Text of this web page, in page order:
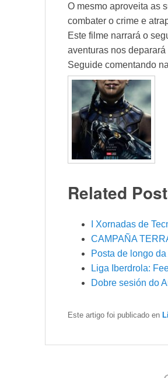
O mesmo aproveita as
combater o crime e
Este filme narrará o
aventuras nos
Seguide comentando
Related
I Xornadas de
CAMPAÑA
Posta de longo
Liga Iberdrola:
Dobre sesión do
Este artigo foi publicado en